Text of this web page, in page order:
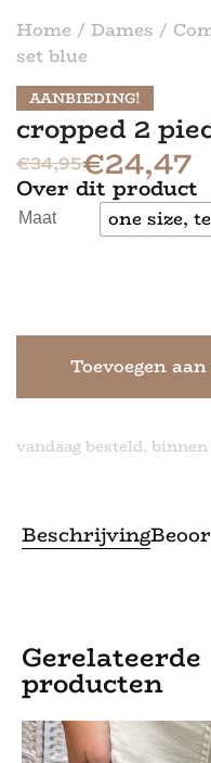
Home / Dames /
set blue
AANBIEDING!
cropped 2
€34,95€24,47
Over dit product
Maat one size,
Toevoegen
vandaag besteld,
Beschrijving
Gerelateerde
producten